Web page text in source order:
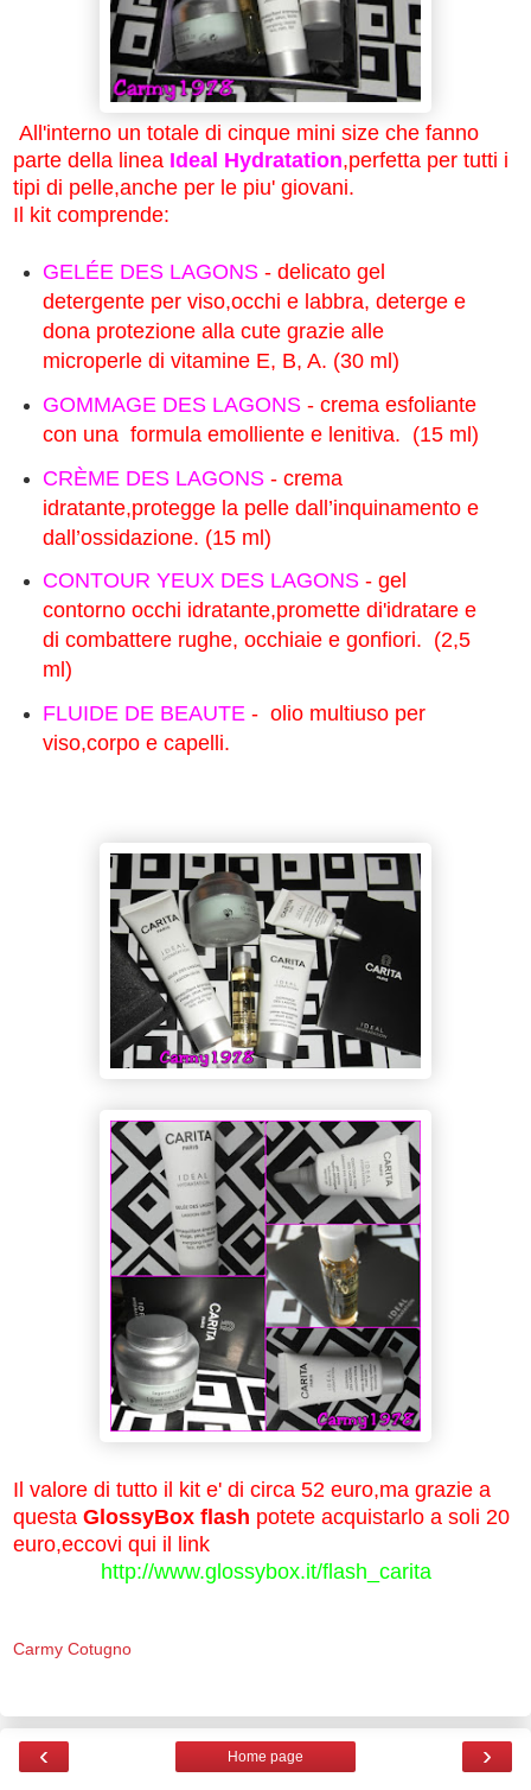
All'interno un totale di cinque mini size che fanno
parte della linea Ideal Hydratation,perfetta per tutti i
tipi di pelle,anche per le piu' giovani.
Il kit comprende:
GELÉE DES LAGONS- delicato gel
detergente per viso,occhi e labbra, deterge e
dona protezione alla cute grazie alle
microperle di vitamine E, B, A. (30 ml)
GOMMAGE DES LAGONS - crema esfoliante
con una formula emolliente e lenitiva. (15 ml)
CRÈME DES LAGONS- crema
idratante,protegge la pelle dall’inquinamento e
dall’ossidazione. (15 ml)
CONTOUR YEUX DES LAGONS - gel
contorno occhi idratante,promette di'idratare e
di combattere rughe, occhiaie e gonfiori. (2,5
ml)
FLUIDE DE BEAUTE- olio multiuso per
viso,corpo e capelli.
Il valore di tutto il kit e' di circa 52 euro,ma grazie a
questa GlossyBox flash potete acquistarlo a soli 20
euro,eccovi qui il link
http://www.glossybox.it/flash_carita
Carmy Cotugno
‹ ›
Home page